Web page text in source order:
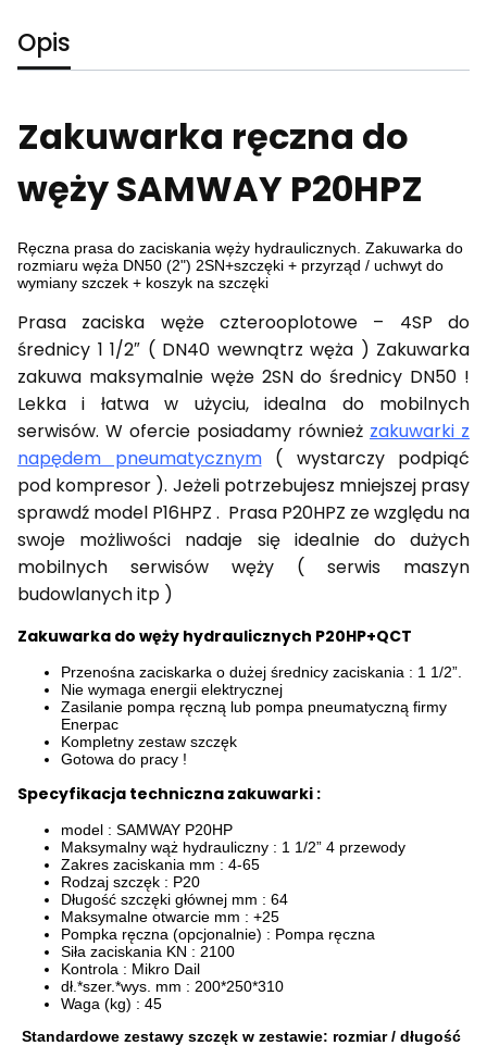
Opis
Zakuwarka ręczna do
węży SAMWAY P20HPZ
Ręczna prasa do zaciskania węży hydraulicznych. Zakuwarka do
rozmiaru węża DN50 (2") 2SN+szczęki + przyrząd / uchwyt do
wymiany szczek + koszyk na szczęki
Prasa zaciska węże czterooplotowe – 4SP do
średnicy 1 1/2″ ( DN40 wewnątrz węża ) Zakuwarka
zakuwa maksymalnie węże 2SN do średnicy DN50 !
Lekka i łatwa w użyciu, idealna do mobilnych
serwisów. W ofercie posiadamy również zakuwarki z
napędem pneumatycznym( wystarczy podpiąć
pod kompresor ). Jeżeli potrzebujesz mniejszej prasy
sprawdź model P16HPZ . Prasa P20HPZ ze względu na
swoje możliwości nadaje się idealnie do dużych
mobilnych serwisów węży ( serwis maszyn
budowlanych itp )
Zakuwarka do węży hydraulicznych P20HP+QCT
Przenośna zaciskarka o dużej średnicy zaciskania : 1 1/2”.
Nie wymaga energii elektrycznej
Zasilanie pompa ręczną lub pompa pneumatyczną firmy
Enerpac
Kompletny zestaw szczęk
Gotowa do pracy !
Specyfikacja techniczna zakuwarki :
model : SAMWAY P20HP
Maksymalny wąż hydrauliczny : 1 1/2” 4 przewody
Zakres zaciskania mm : 4-65
Rodzaj szczęk : P20
Długość szczęki głównej mm : 64
Maksymalne otwarcie mm : +25
Pompka ręczna (opcjonalnie) : Pompa ręczna
Siła zaciskania KN : 2100
Kontrola : Mikro Dail
dł.*szer.*wys. mm : 200*250*310
Waga (kg) : 45
Standardowe zestawy szczęk w zestawie: rozmiar / długość